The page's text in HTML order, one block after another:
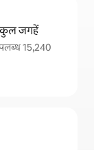
कुल जगहें
15,240